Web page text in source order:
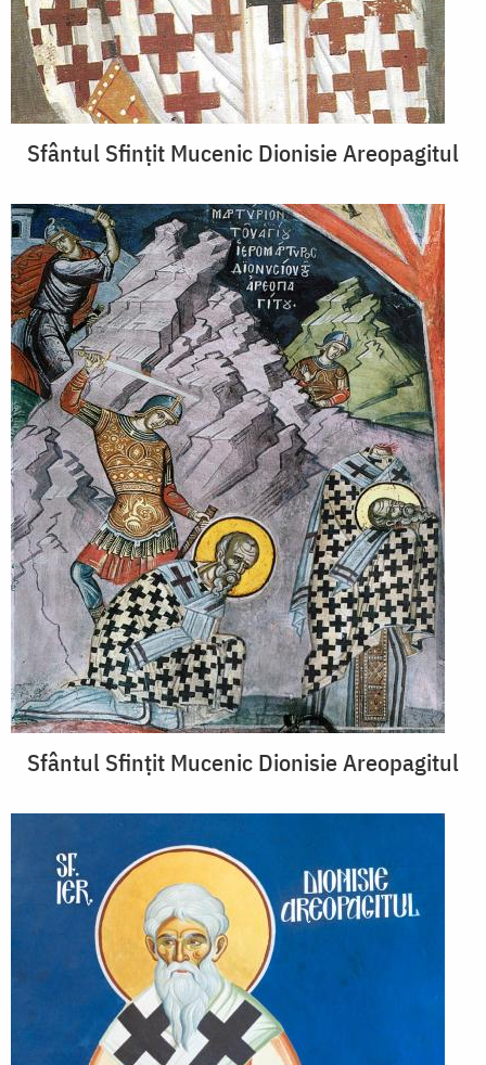
Sfântul Sfințit Mucenic Dionisie Areopagitul
Sfântul Sfințit Mucenic Dionisie Areopagitul